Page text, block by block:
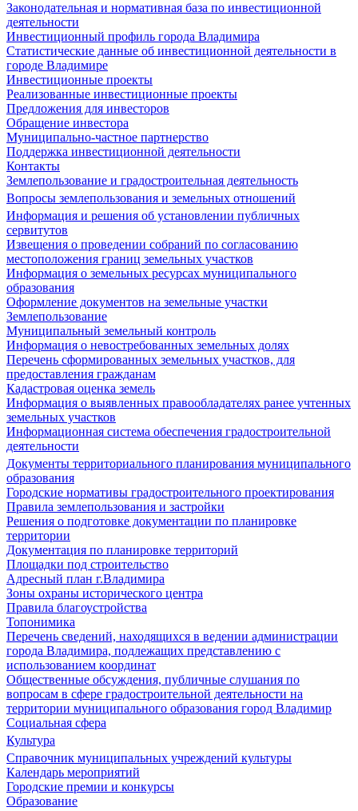
Законодательная и нормативная база по инвестиционной
деятельности
Инвестиционный профиль города Владимира
Статистические данные об инвестиционной деятельности в
городе Владимире
Инвестиционные проекты
Реализованные инвестиционные проекты
Предложения для инвесторов
Обращение инвестора
Муниципально-частное партнерство
Поддержка инвестиционной деятельности
Контакты
Землепользование и градостроительная деятельность
Вопросы землепользования и земельных отношений
Информация и решения об установлении публичных
сервитутов
Извещения о проведении собраний по согласованию
местоположения границ земельных участков
Информация о земельных ресурсах муниципального
образования
Оформление документов на земельные участки
Землепользование
Муниципальный земельный контроль
Информация о невостребованных земельных долях
Перечень сформированных земельных участков, для
предоставления гражданам
Кадастровая оценка земель
Информация о выявленных правообладателях ранее учтенных
земельных участков
Информационная система обеспечения градостроительной
деятельности
Документы территориального планирования муниципального
образования
Городские нормативы градостроительного проектирования
Правила землепользования и застройки
Решения о подготовке документации по планировке
территории
Документация по планировке территорий
Площадки под строительство
Адресный план г.Владимира
Зоны охраны исторического центра
Правила благоустройства
Топонимика
Перечень сведений, находящихся в ведении администрации
города Владимира, подлежащих представлению с
использованием координат
Общественные обсуждения, публичные слушания по
вопросам в сфере градостроительной деятельности на
территории муниципального образования город Владимир
Социальная сфера
Культура
Справочник муниципальных учреждений культуры
Календарь мероприятий
Городские премии и конкурсы
Образование